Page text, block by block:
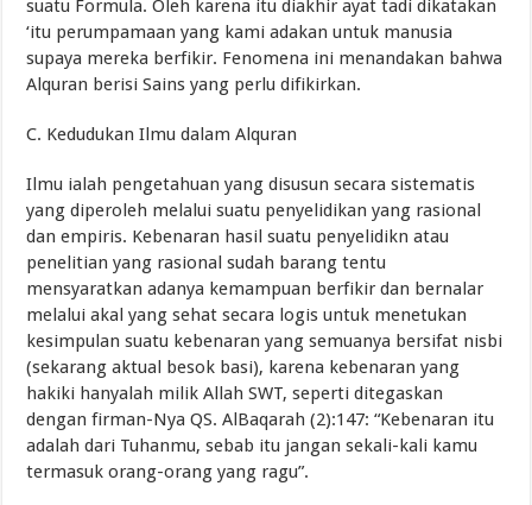
suatu Formula. Oleh karena itu diakhir ayat tadi dikatakan
‘itu perumpamaan yang kami adakan untuk manusia
supaya mereka berfikir. Fenomena ini menandakan bahwa
Alquran berisi Sains yang perlu difikirkan.
C. Kedudukan Ilmu dalam Alquran
Ilmu ialah pengetahuan yang disusun secara sistematis
yang diperoleh melalui suatu penyelidikan yang rasional
dan empiris. Kebenaran hasil suatu penyelidikn atau
penelitian yang rasional sudah barang tentu
mensyaratkan adanya kemampuan berfikir dan bernalar
melalui akal yang sehat secara logis untuk menetukan
kesimpulan suatu kebenaran yang semuanya bersifat nisbi
(sekarang aktual besok basi), karena kebenaran yang
hakiki hanyalah milik Allah SWT, seperti ditegaskan
dengan firman-Nya QS. AlBaqarah (2):147: “Kebenaran itu
adalah dari Tuhanmu, sebab itu jangan sekali-kali kamu
termasuk orang-orang yang ragu”.